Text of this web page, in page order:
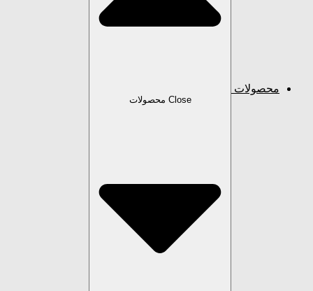
محصولات
Close محصولات